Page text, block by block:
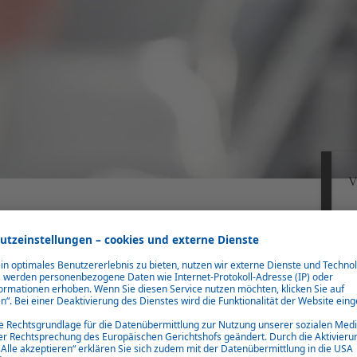
Plug-in-Hybride
und Plug-in-Hybride. Er
dabei extrem schnelle Aufheizzeiten,